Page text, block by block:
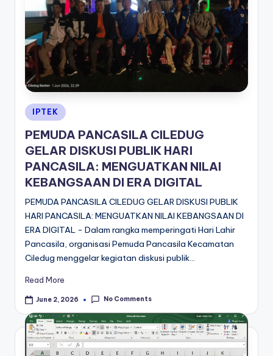
Posted
in
IPTEK
PEMUDA PANCASILA CILEDUG
GELAR DISKUSI PUBLIK HARI
PANCASILA: MENGUATKAN NILAI
KEBANGSAAN DI ERA DIGITAL
PEMUDA PANCASILA CILEDUG GELAR DISKUSI PUBLIK
HARI PANCASILA: MENGUATKAN NILAI KEBANGSAAN DI
ERA DIGITAL - Dalam rangka memperingati Hari Lahir
Pancasila, organisasi Pemuda Pancasila Kecamatan
Ciledug menggelar kegiatan diskusi publik…
Read More
June 2, 2026 No Comments